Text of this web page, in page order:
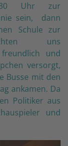
Uhr zur
sein, dann
Schule zur
uns
und
versorgt,
Busse mit den
ankamen. Da
Politiker aus
und